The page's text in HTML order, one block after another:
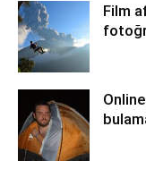
Film